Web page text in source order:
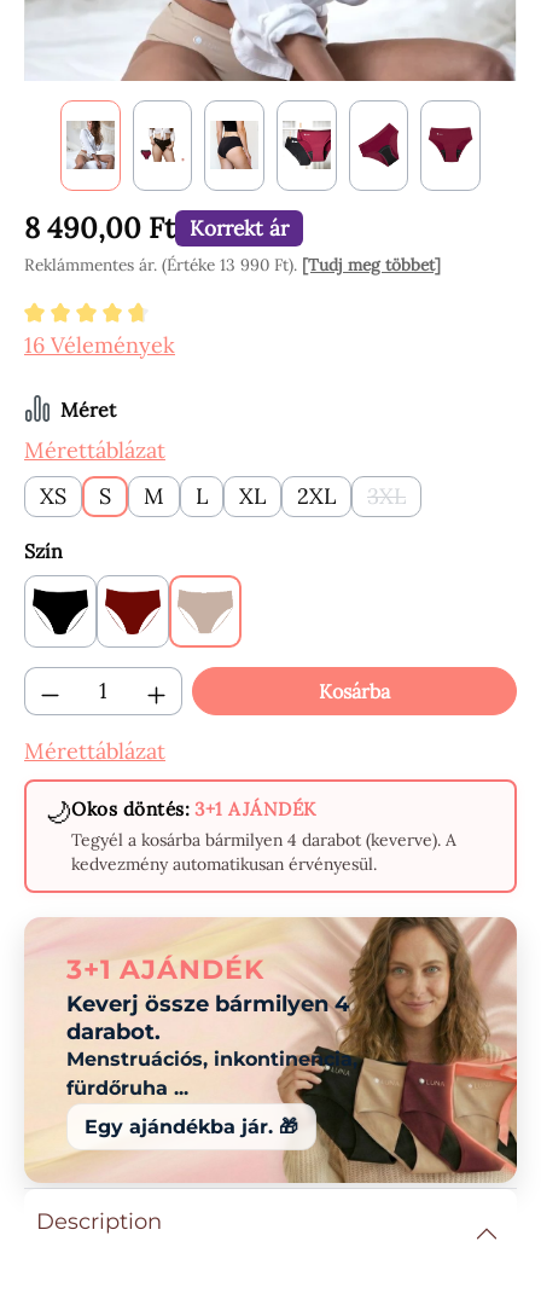
8 490,00 Ft Korrekt ár
Reklámmentes ár. (Értéke 13 990 Ft). [Tudj meg többet]
Átlagos értékelés 4.84 a 5 csillagból
16 Vélemények
Válasszon
Méret
Mérettáblázat
XS
S M L XL 2XL 3XL
(Ez az opció
Válasszon
Szín
Black Claret Beige
Termékmennyiség: Adja meg a kívánt
Kosárba
Mérettáblázat
🌙Okos döntés: 3+1 AJÁNDÉK
Tegyél a kosárba bármilyen 4 darabot (keverve). A
kedvezmény automatikusan érvényesül.
3+1 AJÁNDÉK
Keverj össze bármilyen 4
darabot.
Menstruációs, inkontinencia,
fürdőruha ...
Egy ajándékba jár. 🎁
Description